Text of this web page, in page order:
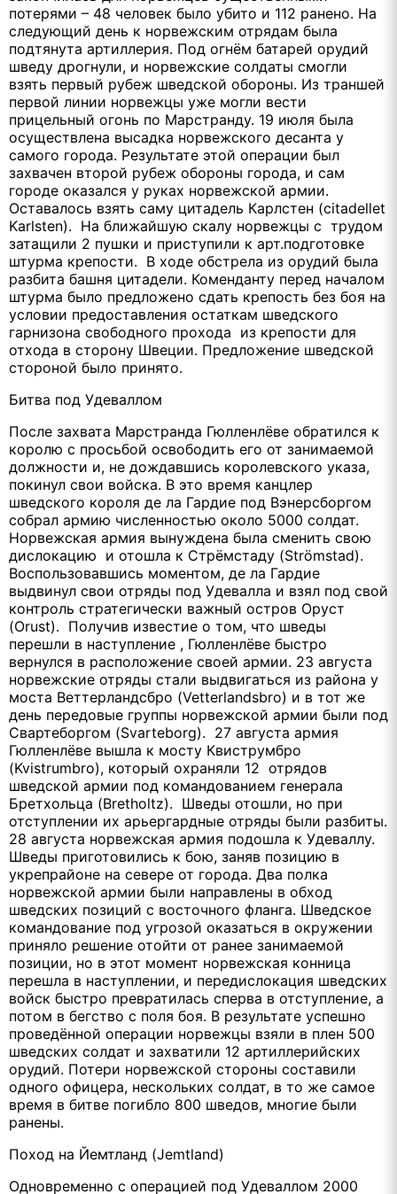
потерями – 48 человек было убито и 112 ранено. На
следующий день к норвежским отрядам была
подтянута артиллерия. Под огнём батарей орудий
шведу дрогнули, и норвежские солдаты смогли
взять первый рубеж шведской обороны. Из траншей
первой линии норвежцы уже могли вести
прицельный огонь по Марстранду. 19 июля была
осуществлена высадка норвежского десанта у
самого города. Результате этой операции был
захвачен второй рубеж обороны города, и сам
городе оказался у руках норвежской армии.
Оставалось взять саму цитадель Карлстен (citadellet
Karlsten). На ближайшую скалу норвежцы с трудом
затащили 2 пушки и приступили к арт.подготовке
штурма крепости. В ходе обстрела из орудий была
разбита башня цитадели. Коменданту перед началом
штурма было предложено сдать крепость без боя на
условии предоставления остаткам шведского
гарнизона свободного прохода из крепости для
отхода в сторону Швеции. Предложение шведской
стороной было принято.
Битва под Удеваллом
После захвата Марстранда Гюлленлёве обратился к
королю с просьбой освободить его от занимаемой
должности и, не дождавшись королевского указа,
покинул свои войска. В это время канцлер
шведского короля де ла Гардие под Вэнерсборгом
собрал армию численностью около 5000 солдат.
Норвежская армия вынуждена была сменить свою
дислокацию и отошла к Стрёмстаду (Strömstad).
Воспользовавшись моментом, де ла Гардие
выдвинул свои отряды под Удевалла и взял под свой
контроль стратегически важный остров Оруст
(Orust). Получив известие о том, что шведы
перешли в наступление , Гюлленлёве быстро
вернулся в расположение своей армии. 23 августа
норвежские отряды стали выдвигаться из района у
моста Веттерландсбро (Vetterlandsbro) и в тот же
день передовые группы норвежской армии были под
Свартеборгом (Svarteborg). 27 августа армия
Гюлленлёве вышла к мосту Квиструмбро
(Kvistrumbro), который охраняли 12 отрядов
шведской армии под командованием генерала
Бретхольца (Bretholtz). Шведы отошли, но при
отступлении их арьергардные отряды были разбиты.
28 августа норвежская армия подошла к Удеваллу.
Шведы приготовились к бою, заняв позицию в
укрепрайоне на севере от города. Два полка
норвежской армии были направлены в обход
шведских позиций с восточного фланга. Шведское
командование под угрозой оказаться в окружении
приняло решение отойти от ранее занимаемой
позиции, но в этот момент норвежская конница
перешла в наступлении, и передислокация шведских
войск быстро превратилась сперва в отступление, а
потом в бегство с поля боя. В результате успешно
проведённой операции норвежцы взяли в плен 500
шведских солдат и захватили 12 артиллерийских
орудий. Потери норвежской стороны составили
одного офицера, нескольких солдат, в то же самое
время в битве погибло 800 шведов, многие были
ранены.
Поход на Йемтланд (Jemtland)
Одновременно с операцией под Удеваллом 2000